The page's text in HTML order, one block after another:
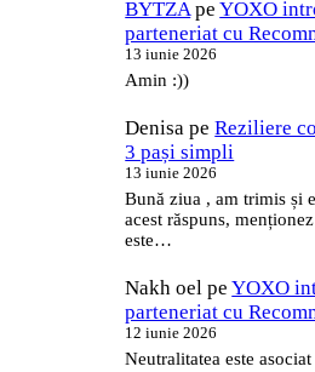
BYTZA peYOXO
parteneriat cu
13 iunie 2026
Amin :))
Denisa peReziliere
3 pași simpli
13 iunie 2026
Bună ziua , am trimis și
acest răspuns,
este…
Nakh oel peYOXO
parteneriat cu
12 iunie 2026
Neutralitatea este